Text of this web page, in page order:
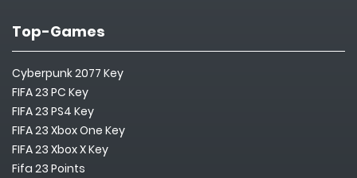
Top-Games
Cyberpunk 2077 Key
FIFA 23 PC Key
FIFA 23 PS4 Key
FIFA 23 Xbox One Key
FIFA 23 Xbox X Key
Fifa 23 Points